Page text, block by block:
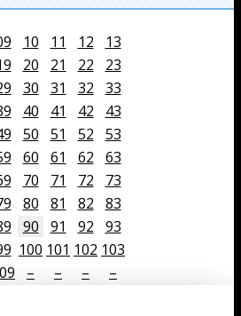
10 11 12
13
20 21 22
23
30 31 32
33
40 41 42
43
50 51 52
53
60 61 62
63
70 71 72
73
80 81 82
83
90 91 92
93
100 101 102 103
– – – –